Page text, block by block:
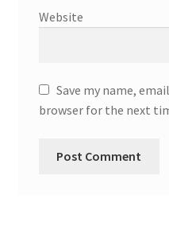
Website
Save my name,
browser for the next